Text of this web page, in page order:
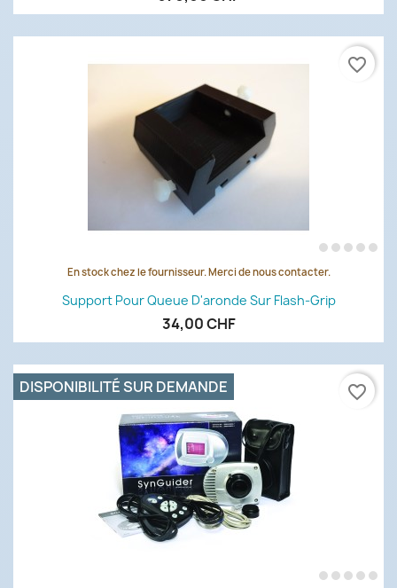
En stock chez le fournisseur. Merci de nous contacter.
Support Pour Queue D'aronde Sur Flash-Grip
34,00 CHF
favorite_border
DISPONIBILITÉ SUR DEMANDE favorite_border